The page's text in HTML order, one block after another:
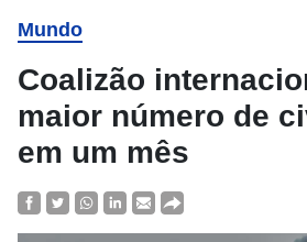
Mundo
Coalizão
maior número de
em um mês